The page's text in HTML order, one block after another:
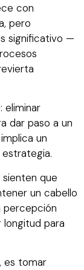
con
pero
significativo —
eliminar
dar paso a un
un
que
un cabello
percepción
longitud para
es tomar